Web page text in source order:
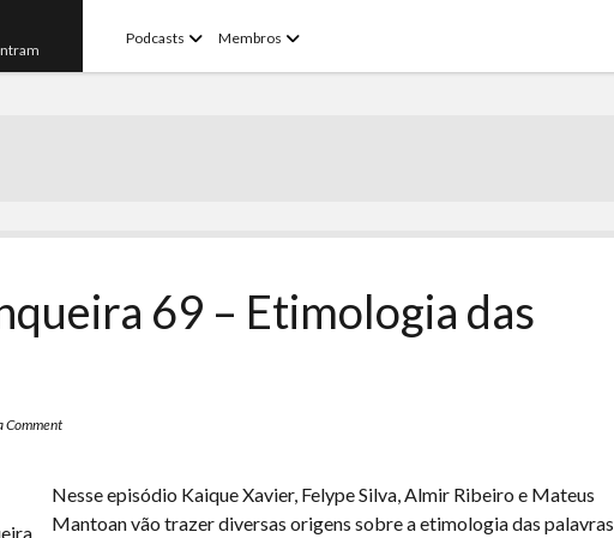
Podcasts openMembros open
69 – Etimologia das
Comment
Nesse episódio Kaique Xavier, Felype Silva, Almir Ribeiro e Mateus
Mantoan vão trazer diversas origens sobre a etimologia das palavras